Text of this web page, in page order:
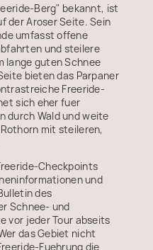
Berg" bekannt, ist
der Aroser Seite. Sein
umfasst offene
und steilere
lange guten Schnee
bieten das Parpaner
Freeride-
sich eher fuer
durch Wald und weite
mit steileren,
Checkpoints
und
des
Schnee- und
vor jeder Tour abseits
das Gebiet nicht
Fuehrung die